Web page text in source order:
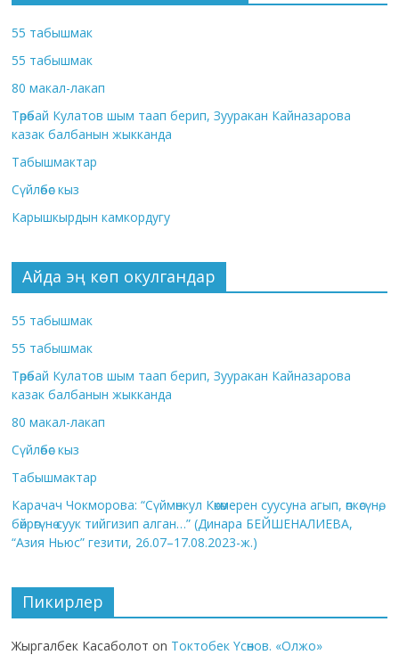
55 табышмак
55 табышмак
80 макал-лакап
Төрөбай Кулатов шым таап берип, Зууракан Кайназарова
казак балбанын жыкканда
Табышмактар
Сүйлөбөс кыз
Карышкырдын камкордугу
Айда эң көп окулгандар
55 табышмак
55 табышмак
Төрөбай Кулатов шым таап берип, Зууракан Кайназарова
казак балбанын жыкканда
80 макал-лакап
Сүйлөбөс кыз
Табышмактар
Карачач Чокморова: “Сүймөнкул Көкөмерен суусуна агып, өпкөсүнө,
бөйрөгүнө суук тийгизип алган…” (Динара БЕЙШЕНАЛИЕВА,
“Азия Ньюс” гезити, 26.07–17.08.2023-ж.)
Пикирлер
Жыргалбек Касаболот on Токтобек Үсөнов. «Олжо»